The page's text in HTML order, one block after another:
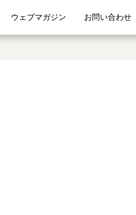
ウェブマガジン お問い合わせ